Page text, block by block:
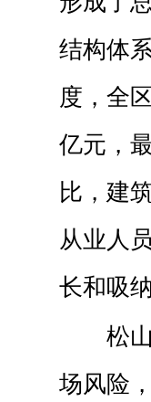
结构体
度，全
亿元，
比，建
从业人
长和吸
松
场风险